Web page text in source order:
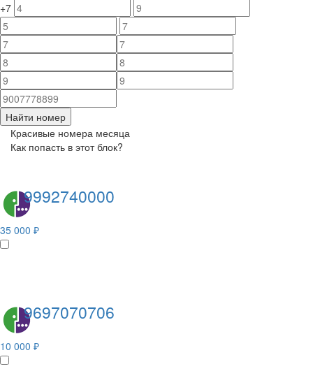
+7
Найти номер
Красивые номера месяца
Как попасть в этот блок?
9992740000
35 000 ₽
9697070706
10 000 ₽